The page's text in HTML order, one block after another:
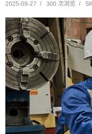
2025-09-27 / 300 次浏览 /